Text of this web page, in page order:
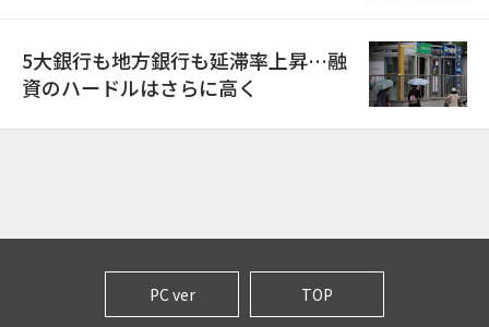
5大銀行も地方銀行も延滞率上昇…融
資のハードルはさらに高く
PC ver TOP